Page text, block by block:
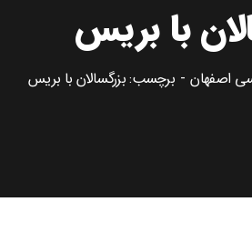
با بریس
اصفهان برچسب: بزرگسالان با بریس